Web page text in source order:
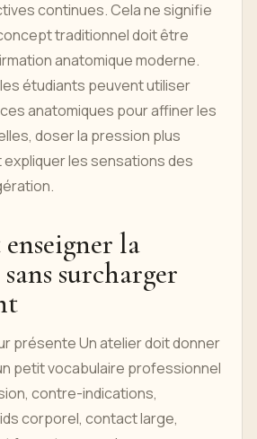
continues. Cela ne signifie
traditionnel doit être
anatomique moderne.
étudiants peuvent utiliser
anatomiques pour affiner les
doser la pression plus
les sensations des
la
surcharger
présente Un atelier doit donner
petit vocabulaire professionnel
contre-indications,
corporel, contact large,